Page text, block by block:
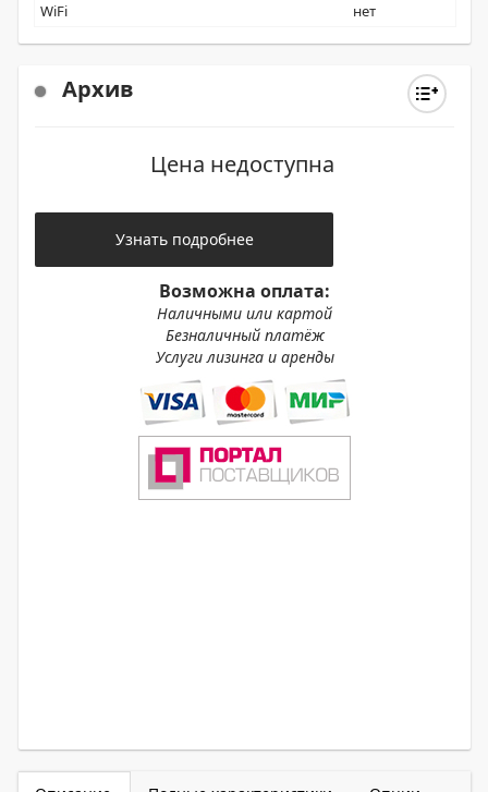
WiFi
нет
Архив
Цена недоступна
Узнать подробнее
Возможна оплата:
Наличными или картой
Безналичный платёж
Услуги лизинга и аренды